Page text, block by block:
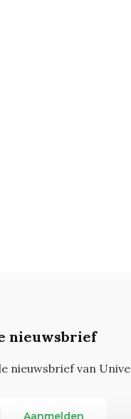
nieuwsbrief
nieuwsbrief van
Aanmelden